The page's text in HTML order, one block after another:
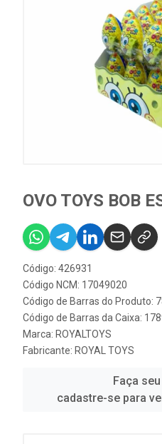
OVO TOYS BOB
Código: 426931
Código NCM: 17049020
Código de Barras do Produto:
Código de Barras da Caixa:
Marca: ROYALTOYS
Fabricante: ROYAL TOYS
Faça
cadastre-se para